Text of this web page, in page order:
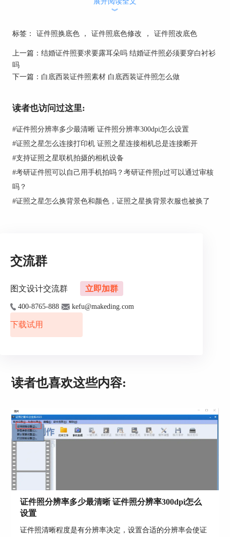
很多美图APP都带有一键抠图功能，但是功能太过
格式尺寸有些难以控制。
3、证照之星
件，功能都是以适用证件照为前提进行设计的，底
整。
建议使用专业的证件照拍摄软件证照之星换照片底
色，有效免去了手动扣图的麻烦，软件会自动帮忙
扣图，精确度一般比手动扣图还要高，因为软件是
专门为证件照而设计的，所以输出格式一般都是证
件照所需格式。
二、怎么给照片换底色证件照
如下，演示软件为证照之星。
1、点击“打开”将需要进行换底的照片导入到证照
2、选择功能“背景处理”。
3、弹出的界面中软件会自动给我们将范围扣好，
精确度很高，我们也可以自己用清理和涂抹工具稍
加修饰一下，效果满意后选择“处理”
︾
标签： 证件照换底色 ， 证件照底色修改 ， 证件照改底色
上一篇： 结婚证件照要求要露耳朵吗 结婚证件照必须要穿白衬衫
吗
下一篇： 白底西装证件照素材 白底西装证件照怎么做
读者也访问过这里:
#证件照分辨率多少最清晰 证件照分辨率300dpi怎么设置
#证照之星怎么连接打印机 证照之星连接相机总是连接断开
#支持证照之星联机拍摄的相机设备
#考研证件照可以自己用手机拍吗？考研证件照p过可以通过审核
吗？
#证照之星怎么换背景色和颜色，证照之星换背景衣服也被换了
交流群
图文设计交流群 立即加群
400-8765-888 kefu@makeding.com
下载试用
读者也喜欢这些内容:
证件照分辨率多少最清晰 证件照分辨率300dpi怎么
设置
证件照清晰程度是有分辨率决定，设置合适的分辨率会使证